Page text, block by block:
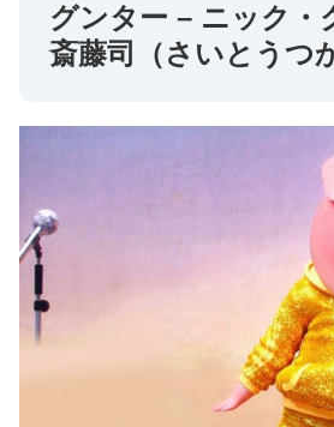
グンター – ニック・
斎藤司（さいとうつ